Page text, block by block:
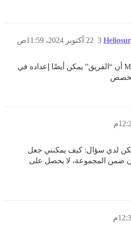
22 أكتوبر 2024، 11:59ص 3
فقط أضف إلى منشور Moin أن “الفريق” يمكن أيضًا إعداده في
مخصص
لدي سؤال: كيف يمكنني جعل
ضمن المجموعة، لا يحصل على